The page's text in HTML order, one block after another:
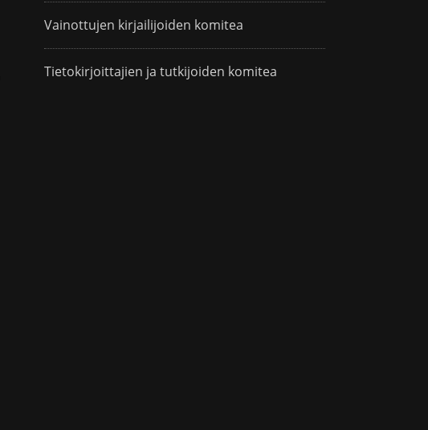
Vainottujen kirjailijoiden komitea
Tietokirjoittajien ja tutkijoiden komitea